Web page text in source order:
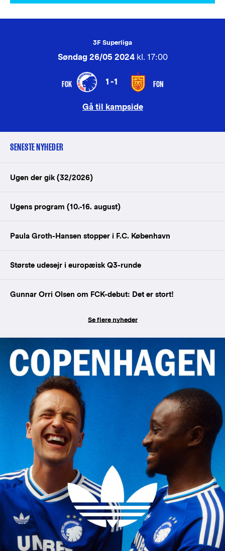
3F Superliga
Søndag 26/05 2024kl. 17:00
FCK 1-1 FCN
Gå til kampside
SENESTE NYHEDER
Ugen der gik (32/2026)
Ugens program (10.-16. august)
Paula Groth-Hansen stopper i F.C. København
Største udesejr i europæisk Q3-runde
Gunnar Orri Olsen om FCK-debut: Det er stort!
Se flere nyheder